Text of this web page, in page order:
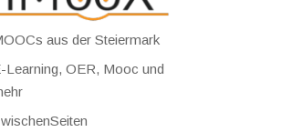
aus der Steiermark
Learning, OER, Mooc und